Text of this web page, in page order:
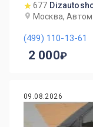
677
Москва,
(499) 110-13-61
2 000
09.08.2026